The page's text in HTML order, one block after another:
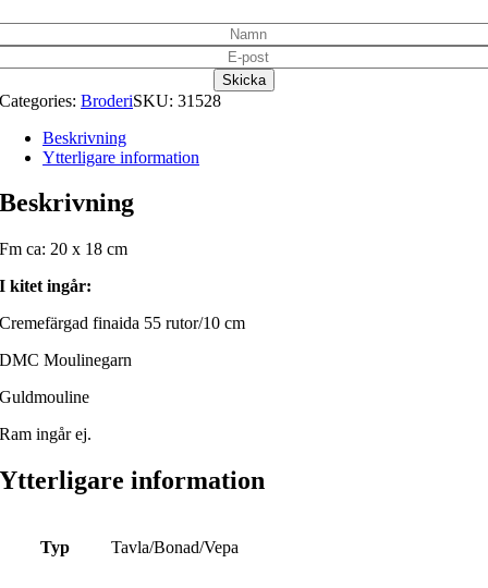
Categories:BroderiSKU:31528
Beskrivning
Ytterligare information
Beskrivning
Fm ca: 20 x 18 cm
I kitet ingår:
Cremefärgad finaida 55 rutor/10 cm
DMC Moulinegarn
Guldmouline
Ram ingår ej.
Ytterligare information
Typ Tavla/Bonad/Vepa